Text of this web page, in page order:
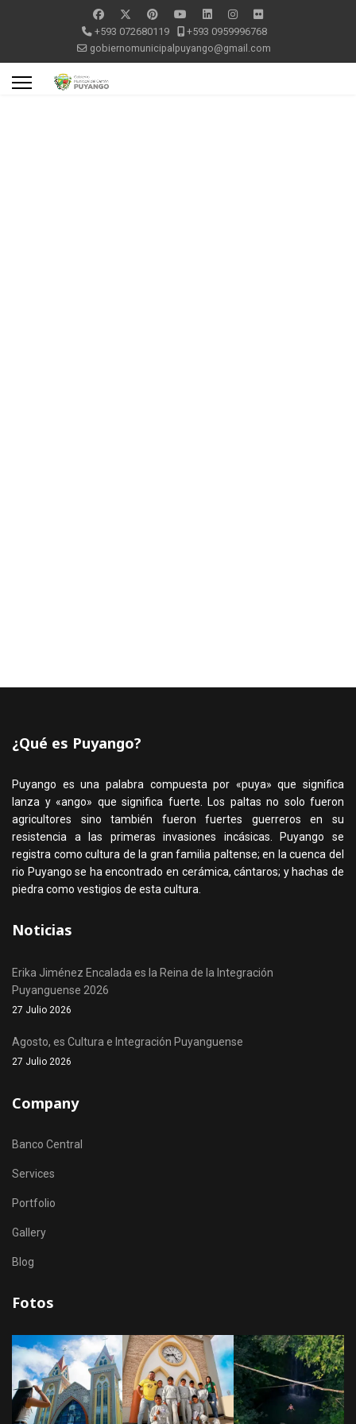
+593 072680119
+593 0959996768
gobiernomunicipalpuyango@gmail.com
¿Qué es Puyango?
Puyango es una palabra compuesta por «puya» que significa
lanza y «ango» que significa fuerte. Los paltas no solo fueron
agricultores sino también fueron fuertes guerreros en su
resistencia a las primeras invasiones incásicas. Puyango se
registra como cultura de la gran familia paltense; en la cuenca del
rio Puyango se ha encontrado en cerámica, cántaros; y hachas de
piedra como vestigios de esta cultura.
Noticias
Erika Jiménez Encalada es la Reina de la Integración
Puyanguense 2026
27 Julio 2026
Agosto, es Cultura e Integración Puyanguense
27 Julio 2026
Company
Banco Central
Services
Portfolio
Gallery
Blog
Fotos